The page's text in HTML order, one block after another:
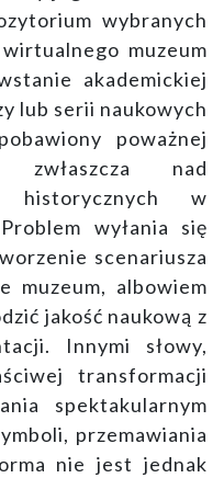
wybranych
muzeum
akademickiej
lub serii naukowych
poważnej
zwłaszcza nad
historycznych w
wyłania się
scenariusza
muzeum, albowiem
jakość naukową z
Innymi słowy,
transformacji
spektakularnym
przemawiania
nie jest jednak